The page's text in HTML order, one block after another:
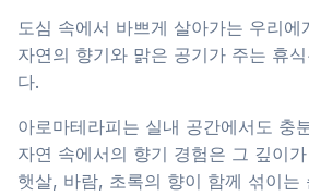
도심 속에서 바쁘게 살아가는 우리에
자연의 향기와 맑은 공기가 주는 휴
다.
아로마테라피는 실내 공간에서도 충
자연 속에서의 향기 경험은 그 깊이
햇살, 바람, 초록의 향이 함께 섞이는